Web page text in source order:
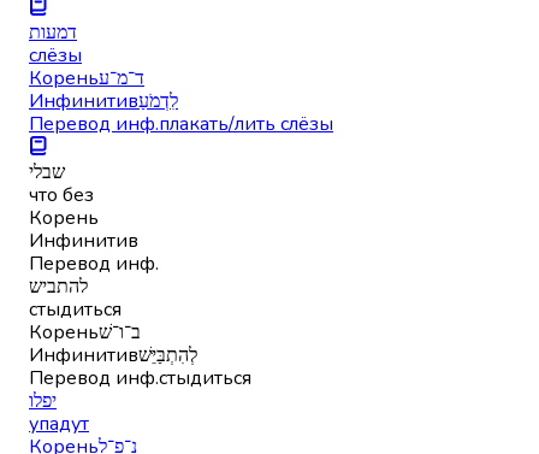
דמעות
слёзы
Кореньד־מ־ע
Инфинитивלִדְמֹעַ
Перевод инф.плакать/лить слёзы
שבלי
что без
Корень
Инфинитив
Перевод инф.
להתביש
стыдиться
Кореньב־ו־שׁ
Инфинитивלְהִתְבַּיֵּשׁ
Перевод инф.стыдиться
יפלו
упадут
Кореньנ־פ־ל